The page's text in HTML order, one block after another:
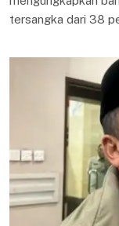
tersangka dari 38